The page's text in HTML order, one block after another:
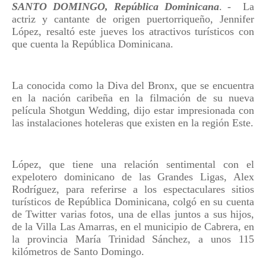
SANTO DOMINGO, República Dominicana. -
La
actriz y cantante de origen puertorriqueño, Jennifer
López, resaltó este jueves los atractivos turísticos con
que cuenta la República Dominicana.
La conocida como la Diva del Bronx, que se encuentra
en la nación caribeña en la filmación de su nueva
película Shotgun Wedding, dijo estar impresionada con
las instalaciones hoteleras que existen en la región Este.
López, que tiene una relación sentimental con el
expelotero dominicano de las Grandes Ligas, Alex
Rodríguez, para referirse a los espectaculares sitios
turísticos de República Dominicana, colgó en su cuenta
de Twitter varias fotos, una de ellas juntos a sus hijos,
de la Villa Las Amarras, en el municipio de Cabrera, en
la provincia María Trinidad Sánchez, a unos 115
kilómetros de Santo Domingo.